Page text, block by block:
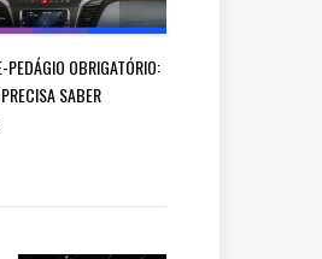
PEDÁGIO OBRIGATÓRIO:
SABER